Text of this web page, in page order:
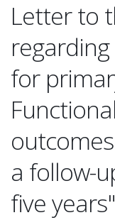
Letter to
for
a follow-
five